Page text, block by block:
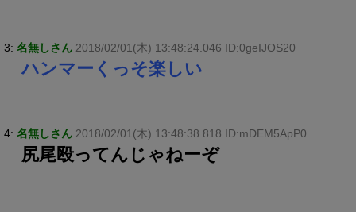
3: 名無しさん 2018/02/01(木) 13:48:24.046 ID:0geIJOS20
ハンマーくっそ楽しい
4: 名無しさん 2018/02/01(木) 13:48:38.818 ID:mDEM5ApP0
尻尾殴ってんじゃねーぞ